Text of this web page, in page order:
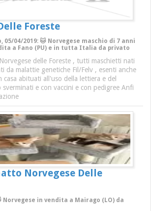
Foreste
05/04/2019: 🐱 Norvegese maschio di 7 anni
a Fano (PU) e in tutta Italia da privato
delle Foreste , tutti maschietti nati
da malattie genetiche Fil/Felv , esenti anche
casa abituati all'uso della lettiera e del
e con vaccini e con pedigree Anfi
Norvegese Delle
Norvegese in vendita a Mairago (LO) da